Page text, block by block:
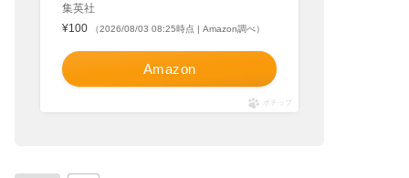
集英社
¥100
（2026/08/03 08:25時点 | Amazon調べ）
Amazon
ポチップ